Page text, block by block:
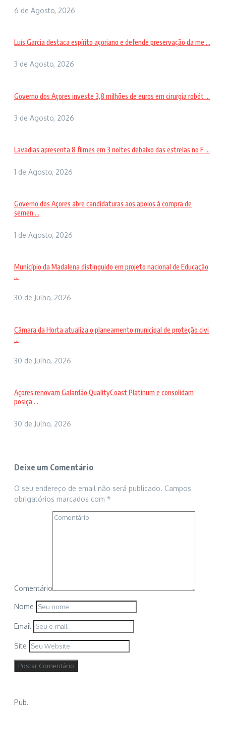
6 de Agosto, 2026
Luís Garcia destaca espírito açoriano e defende preservação da me ...
3 de Agosto, 2026
Governo dos Açores investe 3,8 milhões de euros em cirurgia robót ...
3 de Agosto, 2026
Lavadias apresenta 8 filmes em 3 noites debaixo das estrelas no F ...
1 de Agosto, 2026
Governo dos Açores abre candidaturas aos apoios à compra de
semen ...
1 de Agosto, 2026
Município da Madalena distinguido em projeto nacional de Educação
...
30 de Julho, 2026
Câmara da Horta atualiza o planeamento municipal de proteção civi
...
30 de Julho, 2026
Açores renovam Galardão QualityCoast Platinum e consolidam
posiçã ...
30 de Julho, 2026
Deixe um Comentário
O seu endereço de email não será publicado. Campos
obrigatórios marcados com *
Comentário
Nome
Email
Site
Pub.